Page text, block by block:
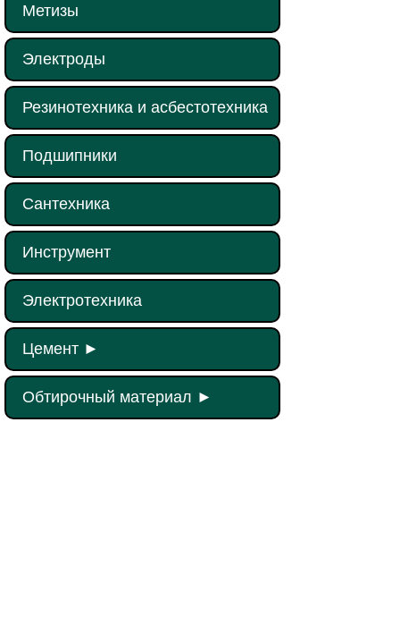
Метизы
Электроды
Резинотехника и асбестотехника
Подшипники
Сантехника
Инструмент
Электротехника
Цемент ►
Обтирочный материал ►